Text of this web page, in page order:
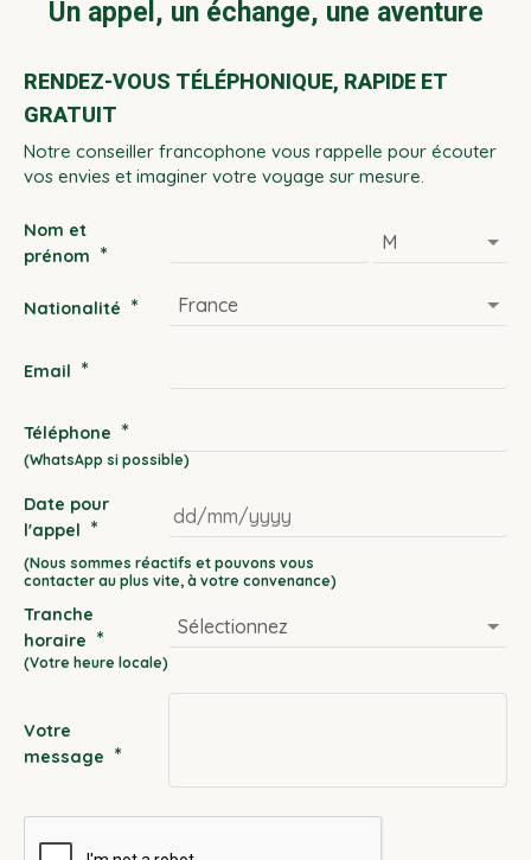
Un appel, un échange, une aventure
RENDEZ-VOUS TÉLÉPHONIQUE, RAPIDE ET
GRATUIT
Notre conseiller francophone vous rappelle pour écouter
vos envies et imaginer votre voyage sur mesure.
Nom et
prénom *
Nationalité *
Email *
Téléphone *
Date pour
l'appel *
DD
slash
MM
slash
Tranche
horaire *
Votre
message *